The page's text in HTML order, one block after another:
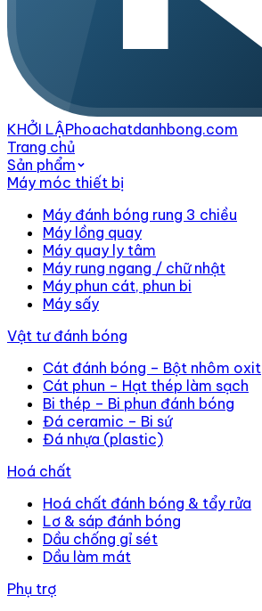
KHỞI LẬPhoachatdanhbong.com
Trang chủ
Sản phẩm
Máy móc thiết bị
Máy đánh bóng rung 3 chiều
Máy lồng quay
Máy quay ly tâm
Máy rung ngang / chữ nhật
Máy phun cát, phun bi
Máy sấy
Vật tư đánh bóng
Cát đánh bóng – Bột nhôm oxit
Cát phun – Hạt thép làm sạch
Bi thép – Bi phun đánh bóng
Đá ceramic – Bi sứ
Đá nhựa (plastic)
Hoá chất
Hoá chất đánh bóng & tẩy rửa
Lơ & sáp đánh bóng
Dầu chống gỉ sét
Dầu làm mát
Phụ trợ